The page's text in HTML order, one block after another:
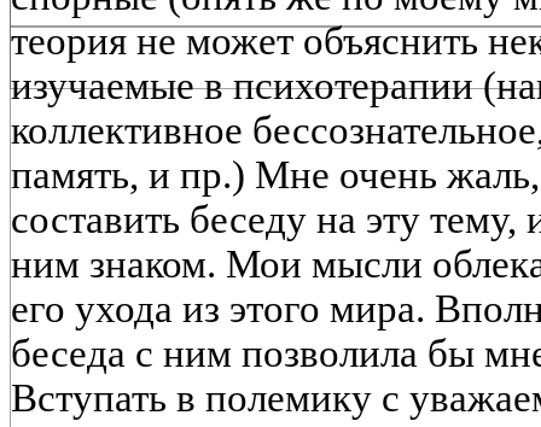
теория не может объяснить
изучаемые в психотерапии
коллективное
память, и пр.) Мне очень
составить беседу на эту
ним знаком. Мои мысли
его ухода из этого мира.
беседа с ним позволила бы
Вступать в полемику с